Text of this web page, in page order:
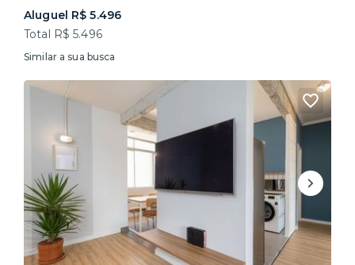
Aluguel R$ 5.496
Total R$ 5.496
Similar a sua busca